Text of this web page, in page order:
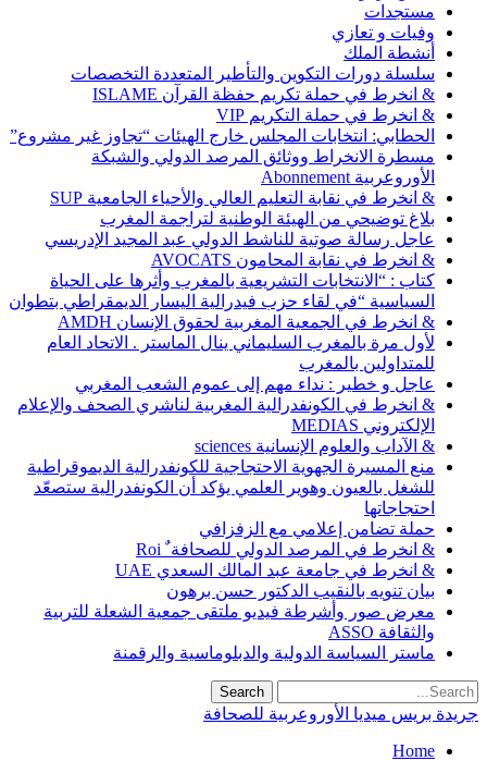
مستجدات
وفيات و تعازي
أنشطة الملك
سلسلة دورات التكوين والتأطير المتعددة التخصصات
& انخرط في حملة تكريم حفظة القرآن ISLAME
& انخرط في حملة التكريم VIP
الحطابي: انتخابات المجلس خارج الهيئات “تجاوز غير مشروع”
مسطرة الانخراط ووثائق المرصد الدولي والشبكة
الأوروعربية Abonnement
& انخرط في نقابة التعليم العالي والأحياء الجامعية SUP
بلاغ توضيحي من الهيئة الوطنية لتراجمة المغرب
عاجل رسالة صوتية للناشط الدولي عبد المجيد الإدريسي
& انخرط في نقابة المحامون AVOCATS
كتاب : “الانتخابات التشريعية بالمغرب وأثرها على الحياة
السياسية “في لقاء حزب فيدرالية اليسار الديمقراطي بتطوان
& انخرط في الجمعية المغربية لحقوق الإنسان AMDH
لأول مرة بالمغرب السليماني ينال الماستر . الاتحاد العام
للمتداولين بالمغرب
عاجل و خطير : نداء مهم إلى عموم الشعب المغربي
& انخرط في الكونفدرالية المغربية لناشري الصحف والإعلام
الإلكتروني MEDIAS
& الآداب والعلوم الإنسانية sciences
منع المسيرة الجهوية الاحتجاجية للكونفدرالية الديموقراطية
للشغل بالعيون وهوير العلمي يؤكد أن الكونفدرالية ستصعّد
احتجاجاتها
حملة تضامن إعلامي مع الزفزافي
& انخرط في المرصد الدولي للصحافة ٌ Roi
& انخرط في جامعة عبد المالك السعدي UAE
بيان تنويه بالنقيب الدكتور حسن برهون
معرض صور وأشرطة فيديو ملتقى جمعية الشعلة للتربية
والثقافة ASSO
ماستر السياسة الدولية والدبلوماسية والرقمنة
جريدة بريس ميديا الأوروعربية للصحافة
Home